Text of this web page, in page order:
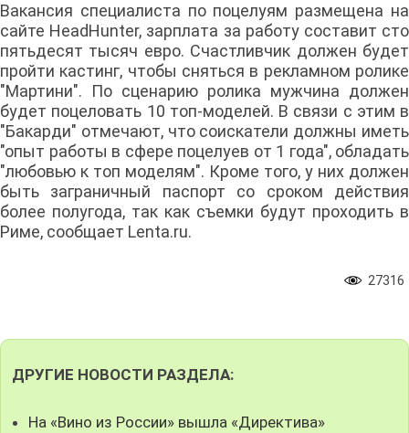
Вакансия специалиста по поцелуям размещена на
сайте HeadHunter, зарплата за работу составит сто
пятьдесят тысяч евро. Счастливчик должен будет
пройти кастинг, чтобы сняться в рекламном ролике
"Мартини". По сценарию ролика мужчина должен
будет поцеловать 10 топ-моделей. В связи с этим в
"Бакарди" отмечают, что соискатели должны иметь
"опыт работы в сфере поцелуев от 1 года", обладать
"любовью к топ моделям". Кроме того, у них должен
быть заграничный паспорт со сроком действия
более полугода, так как съемки будут проходить в
Риме, сообщает Lenta.ru.
27316
ДРУГИЕ НОВОСТИ РАЗДЕЛА:
На «Вино из России» вышла «Директива»